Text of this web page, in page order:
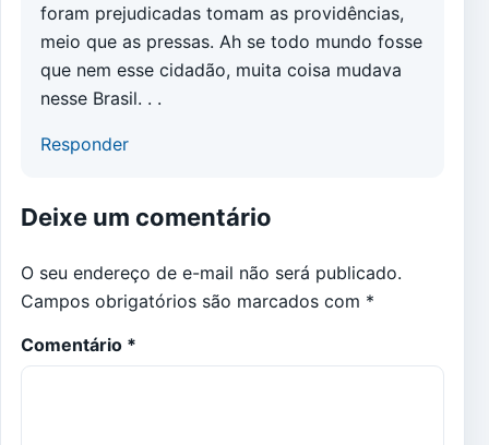
foram prejudicadas tomam as providências,
meio que as pressas. Ah se todo mundo fosse
que nem esse cidadão, muita coisa mudava
nesse Brasil. . .
Responder
Deixe um comentário
O seu endereço de e-mail não será publicado.
Campos obrigatórios são marcados com *
Comentário *